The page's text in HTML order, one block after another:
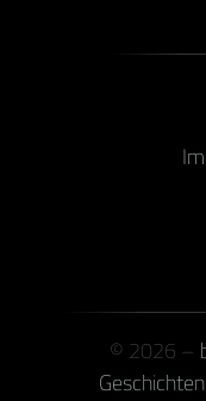
© 2026 –